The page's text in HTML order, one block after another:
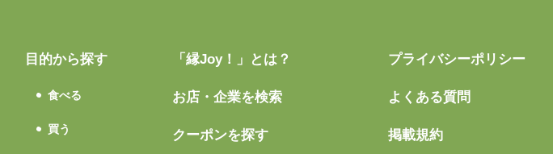
目的から探す
食べる
買う
「縁Joy！」とは？
お店・企業を検索
クーポンを探す
プライバシーポリシー
よくある質問
掲載規約